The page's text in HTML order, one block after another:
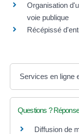
Organisation
voie publique
Récépissé
Services en ligne
Questions ?
Diffusion de